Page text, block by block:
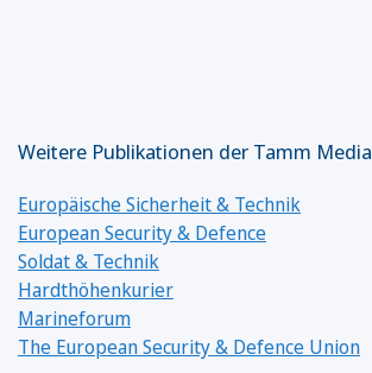
Weitere Publikationen der Tamm Media
Europäische Sicherheit & Technik
European Security & Defence
Soldat & Technik
Hardthöhenkurier
Marineforum
The European Security & Defence Union